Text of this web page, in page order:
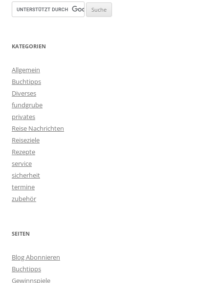
KATEGORIEN
Allgemein
Buchtipps
Diverses
fundgrube
privates
Reise Nachrichten
Reiseziele
Rezepte
service
sicherheit
termine
zubehör
SEITEN
Blog Abonnieren
Buchtipps
Gewinnspiele